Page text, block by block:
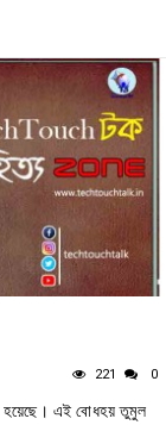
221 0
হয়েছে। এই বোধহয় তুমুল